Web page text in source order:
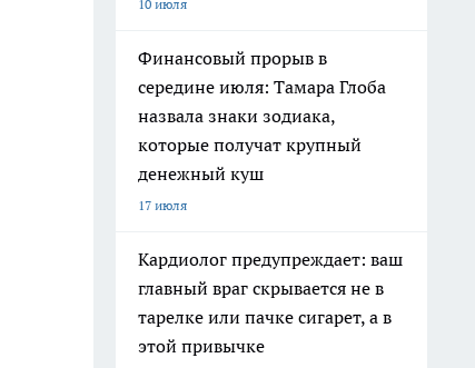
10 июля
Финансовый прорыв в
середине июля: Тамара Глоба
назвала знаки зодиака,
которые получат крупный
денежный куш
17 июля
Кардиолог предупреждает: ваш
главный враг скрывается не в
тарелке или пачке сигарет, а в
этой привычке